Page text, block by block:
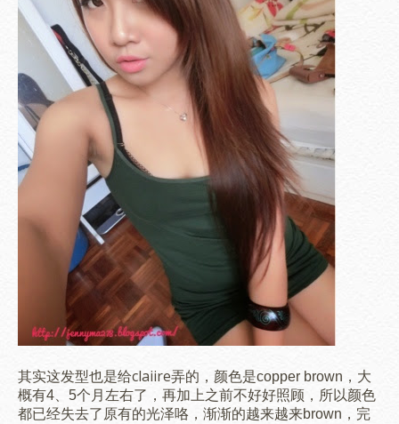
其实这发型也是给claiire弄的，颜色是copper brown ，大
概有4、5个月左右了，再加上之前不好好照顾，所以颜色
都已经失去了原有的光泽咯，渐渐的越来越来brown，完